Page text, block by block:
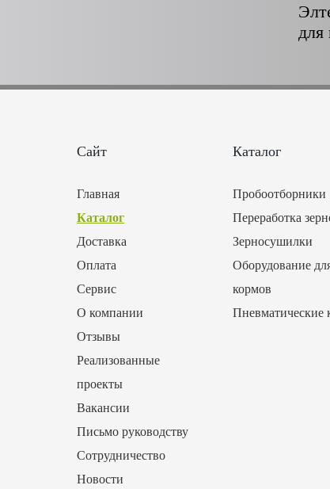
для
Сайт
Главная
Каталог
Доставка
Оплата
Сервис
О компании
Отзывы
Реализованные
проекты
Вакансии
Письмо руководству
Сотрудничество
Новости
Каталог
Пробоотборники
Переработка
Зерносушилки
Оборудование
кормов
Пневматические